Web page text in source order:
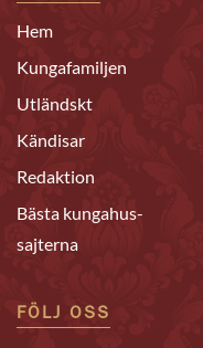
Hem
Kungafamiljen
Utländskt
Kändisar
Redaktion
Bästa kungahus-
sajterna
FÖLJ OSS